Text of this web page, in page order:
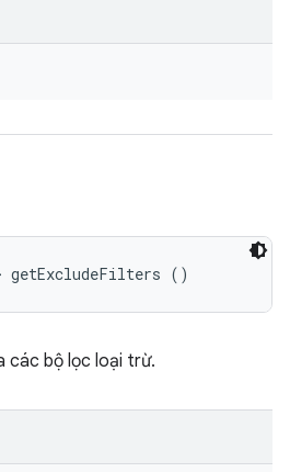
getExcludeFilters ()
các bộ lọc loại trừ.